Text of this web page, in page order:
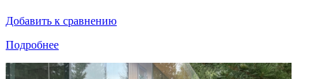
Добавить к сравнению
Подробнее